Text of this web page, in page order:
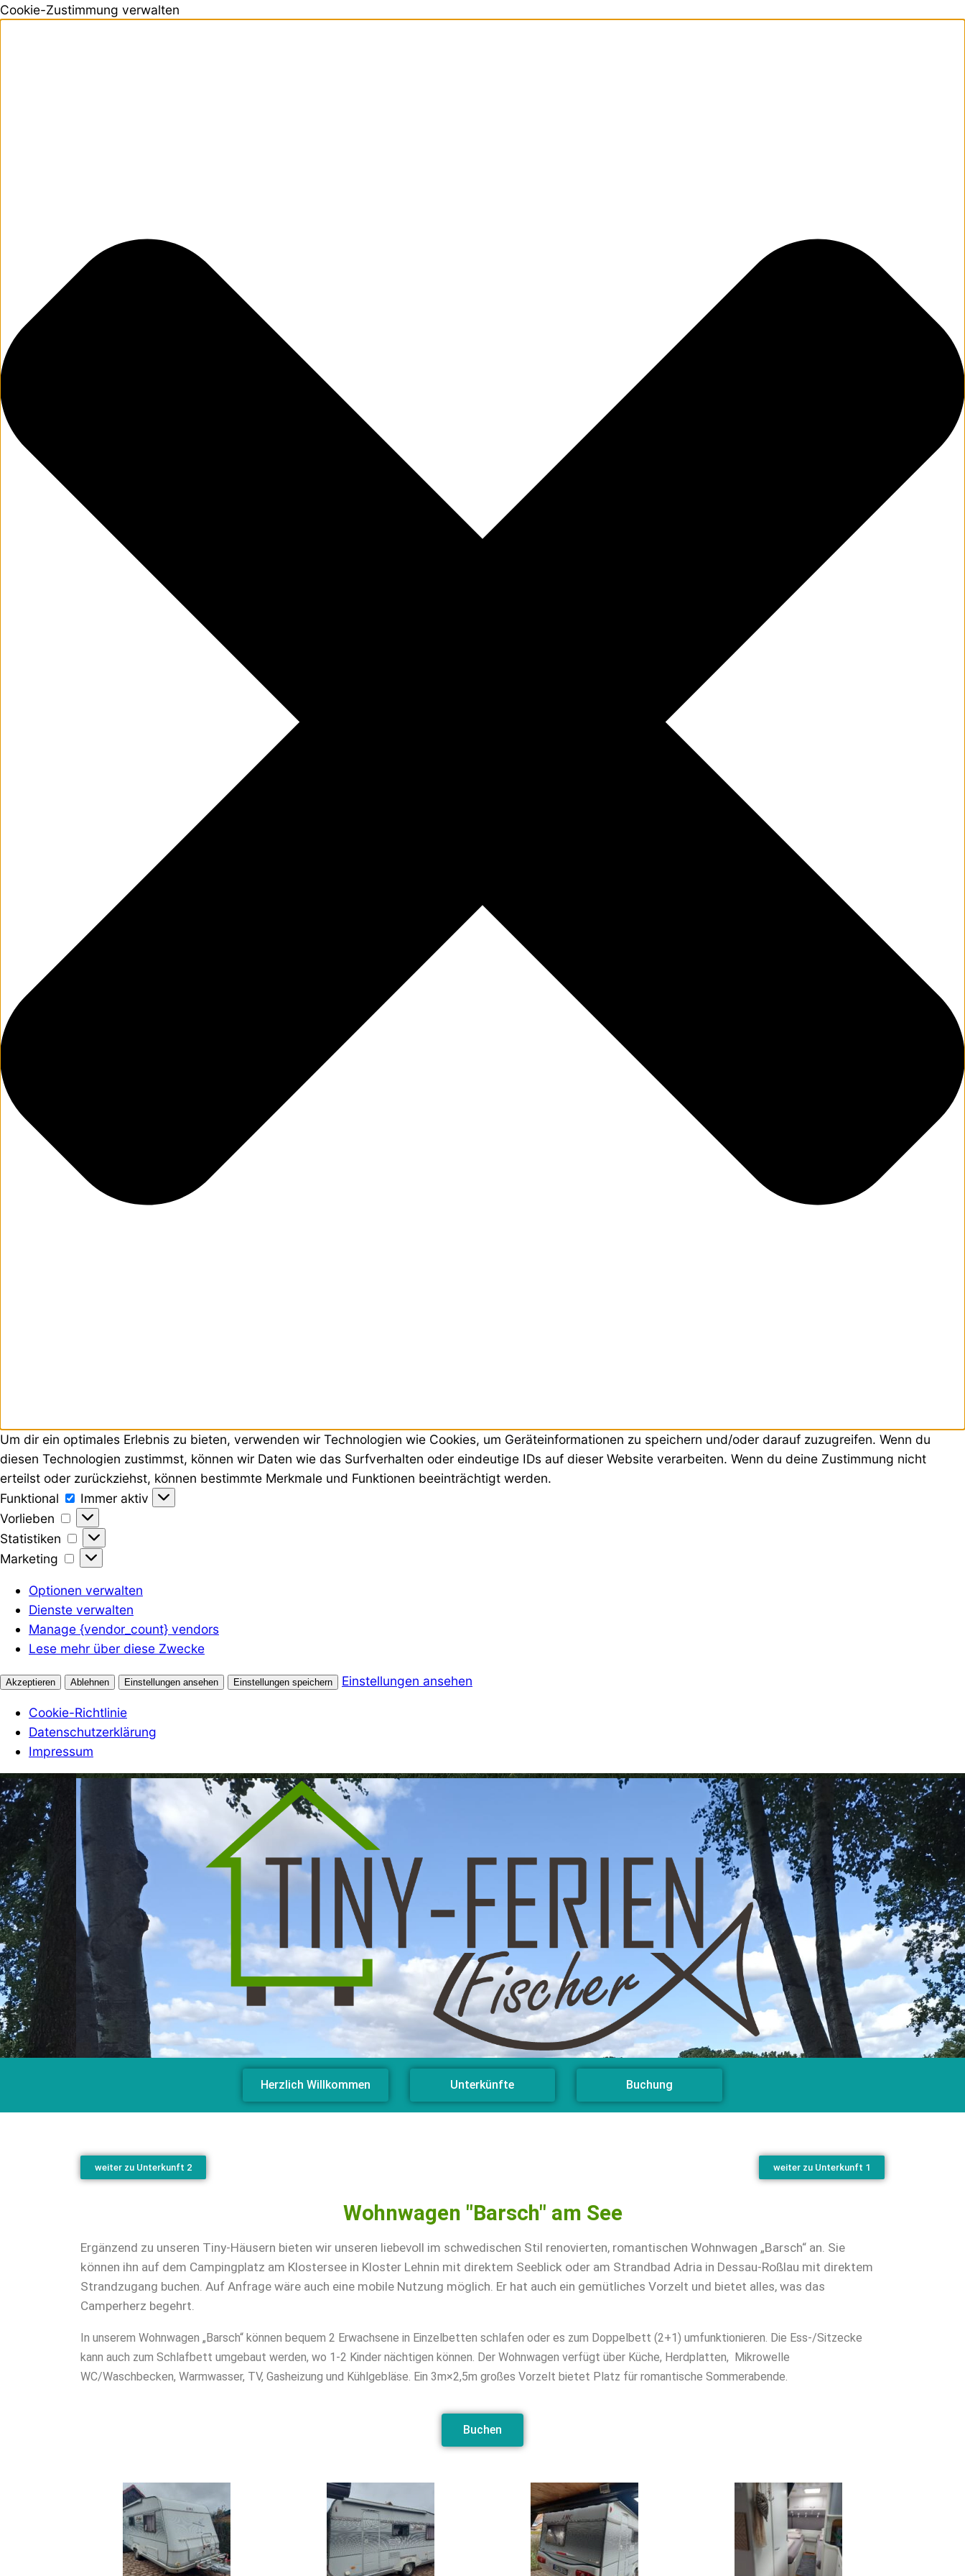
Cookie-Zustimmung verwalten
Um dir ein optimales Erlebnis zu bieten, verwenden wir Technologien wie Cookies, um Geräteinformationen zu speichern und/oder darauf zuzugreifen. Wenn du
diesen Technologien zustimmst, können wir Daten wie das Surfverhalten oder eindeutige IDs auf dieser Website verarbeiten. Wenn du deine Zustimmung nicht
erteilst oder zurückziehst, können bestimmte Merkmale und Funktionen beeinträchtigt werden.
Funktional
Immer aktiv
Vorlieben
Statistiken
Marketing
Optionen verwalten
Dienste verwalten
Manage {vendor_count} vendors
Lese mehr über diese Zwecke
Akzeptieren Ablehnen Einstellungen ansehen Einstellungen speichern Einstellungen ansehen
Cookie-Richtlinie
Datenschutzerklärung
Impressum
Herzlich Willkommen Unterkünfte Buchung
weiter zu Unterkunft 2 weiter zu Unterkunft 1
Wohnwagen "Barsch" am See
Ergänzend zu unseren Tiny-Häusern bieten wir unseren liebevoll im schwedischen Stil renovierten, romantischen Wohnwagen „Barsch“ an. Sie
können ihn auf dem Campingplatz am Klostersee in Kloster Lehnin mit direktem Seeblick oder am Strandbad Adria in Dessau-Roßlau mit direktem
Strandzugang buchen. Auf Anfrage wäre auch eine mobile Nutzung möglich. Er hat auch ein gemütliches Vorzelt und bietet alles, was das
Camperherz begehrt.
In unserem Wohnwagen „Barsch“ können bequem 2 Erwachsene in Einzelbetten schlafen oder es zum Doppelbett (2+1) umfunktionieren. Die Ess-/Sitzecke
kann auch zum Schlafbett umgebaut werden, wo 1-2 Kinder nächtigen können. Der Wohnwagen verfügt über Küche, Herdplatten, Mikrowelle
WC/Waschbecken, Warmwasser, TV, Gasheizung und Kühlgebläse. Ein 3m×2,5m großes Vorzelt bietet Platz für romantische Sommerabende.
Buchen